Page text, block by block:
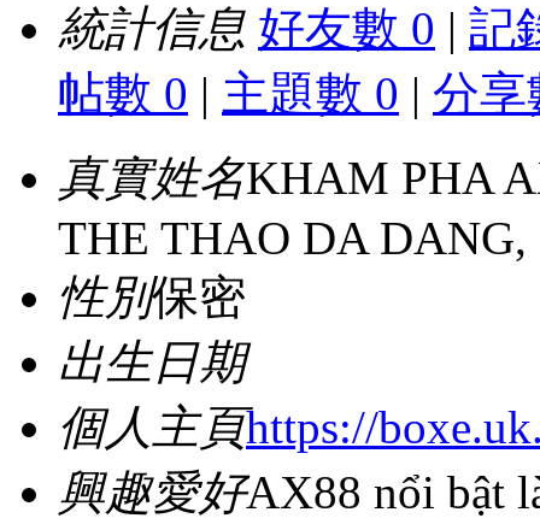
統計信息 好友數 0 | 記
帖數 0 | 主題數 0 | 分享
真實姓名KHAM PHA
THE THAO DA DANG,
性別保密
出生日期
個人主頁https://
興趣愛好AX88 nổi bật